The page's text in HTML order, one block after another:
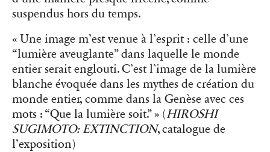
suspendus hors du temps.
« Une image m’est venue à l’esprit : celle d’une
“lumière aveuglante” dans laquelle le monde
entier serait englouti. C’est l’image de la lumière
blanche évoquée dans les mythes de création du
monde entier, comme dans la Genèse avec ces
mots : “Que la lumière soit.” » (HIROSHI
SUGIMOTO: EXTINCTION, catalogue de
l’exposition)